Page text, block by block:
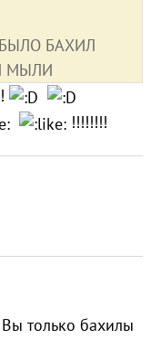
БАХИЛ
МЫЛИ
!!!!!!!!
только бахилы